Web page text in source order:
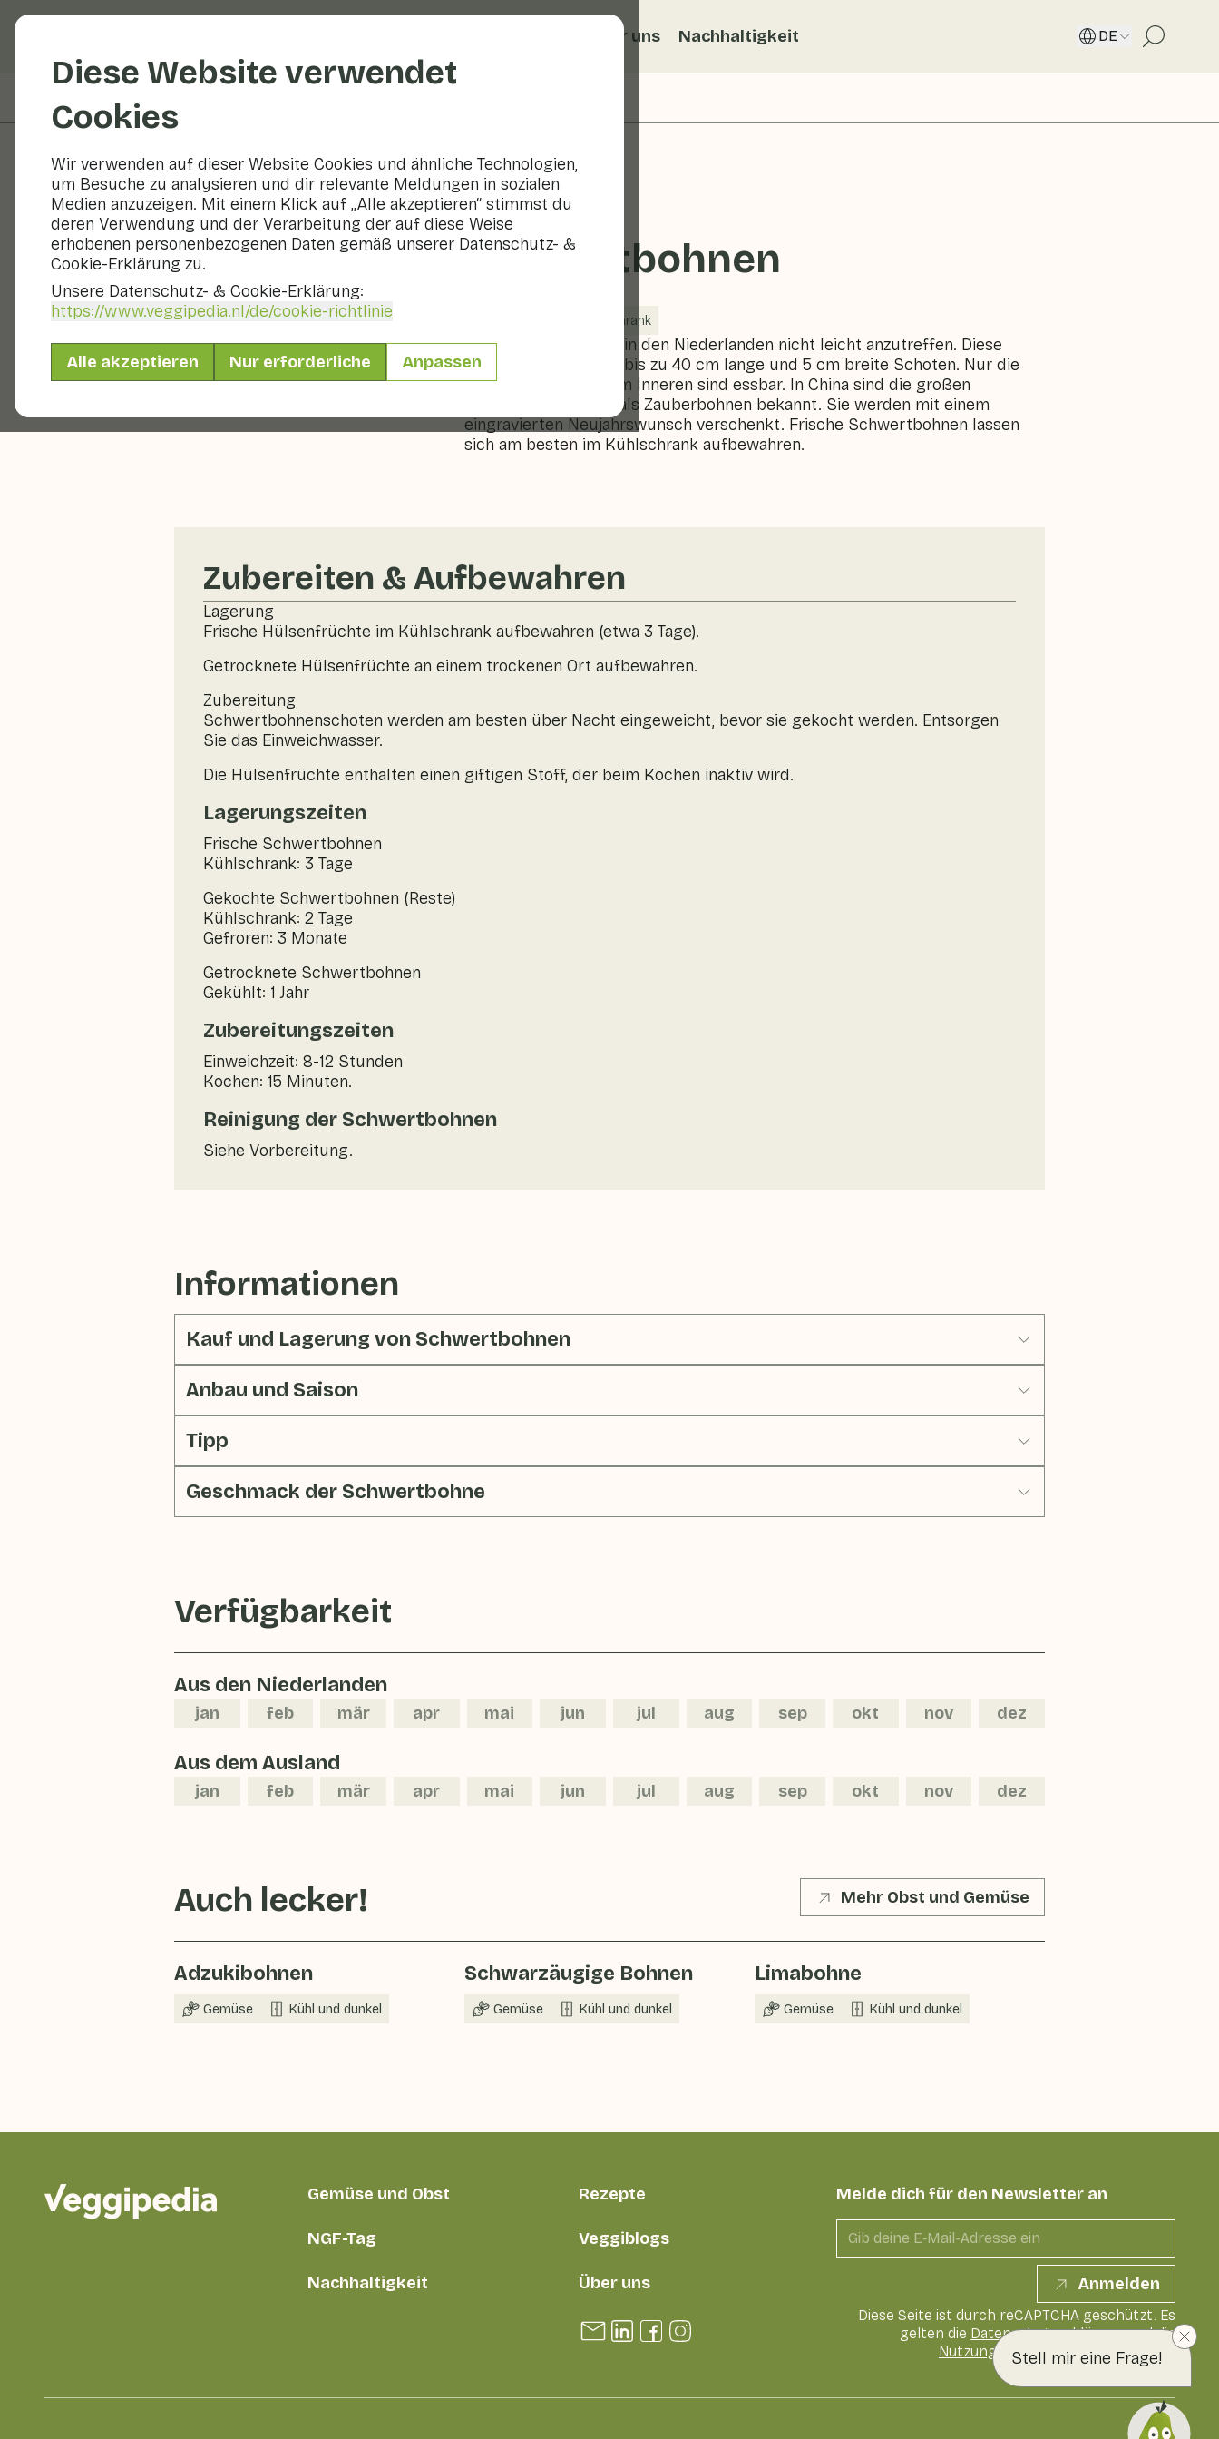
Stell mir eine Frage!
Diese Website verwendet
Cookies
Wir verwenden auf dieser Website Cookies und ähnliche Technologien,
um Besuche zu analysieren und dir relevante Meldungen in sozialen
Medien anzuzeigen. Mit einem Klick auf „Alle akzeptieren“ stimmst du
deren Verwendung und der Verarbeitung der auf diese Weise
erhobenen personenbezogenen Daten gemäß unserer Datenschutz- &
Cookie-Erklärung zu.
Unsere Datenschutz- & Cookie-Erklärung:
https://www.veggipedia.nl/de/cookie-richtlinie
Alle akzeptieren Nur erforderliche Anpassen
Über uns Nachhaltigkeit DE
Obst und Gemüse
Schwertbohnen
Kühlschrank
Schwertbohnen sind in den Niederlanden nicht leicht anzutreffen. Diese
riesigen Bohnen sind bis zu 40 cm lange und 5 cm breite Schoten. Nur die
rosa-roten Schoten im Inneren sind essbar. In China sind die großen
Hülsenfrüchte auch als Zauberbohnen bekannt. Sie werden mit einem
eingravierten Neujahrswunsch verschenkt. Frische Schwertbohnen lassen
sich am besten im Kühlschrank aufbewahren.
Zubereiten & Aufbewahren
Lagerung
Frische Hülsenfrüchte im Kühlschrank aufbewahren (etwa 3 Tage).
Getrocknete Hülsenfrüchte an einem trockenen Ort aufbewahren.
Zubereitung
Schwertbohnenschoten werden am besten über Nacht eingeweicht, bevor sie gekocht werden. Entsorgen
Sie das Einweichwasser.
Die Hülsenfrüchte enthalten einen giftigen Stoff, der beim Kochen inaktiv wird.
Lagerungszeiten
Frische Schwertbohnen
Kühlschrank: 3 Tage
Gekochte Schwertbohnen (Reste)
Kühlschrank: 2 Tage
Gefroren: 3 Monate
Getrocknete Schwertbohnen
Gekühlt: 1 Jahr
Zubereitungszeiten
Einweichzeit: 8-12 Stunden
Kochen: 15 Minuten.
Reinigung der Schwertbohnen
Siehe Vorbereitung.
Informationen
Kauf und Lagerung von Schwertbohnen
Anbau und Saison
Tipp
Geschmack der Schwertbohne
Verfügbarkeit
Aus den Niederlanden
jan feb mär apr mai jun jul aug sep okt nov dez
Aus dem Ausland
jan feb mär apr mai jun jul aug sep okt nov dez
Auch lecker! Mehr Obst und Gemüse
Adzukibohnen
Gemüse Kühl und dunkel
Schwarzäugige Bohnen
Gemüse Kühl und dunkel
Limabohne
Gemüse Kühl und dunkel
Gemüse und Obst Rezepte
NGF-Tag Veggiblogs
Nachhaltigkeit Über uns
Melde dich für den Newsletter an
Anmelden
Diese Seite ist durch reCAPTCHA geschützt. Es
gelten die Datenschutzerklärungund die
Nutzungsbedingungenvon Google